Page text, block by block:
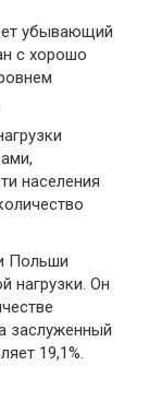
убывающий
с хорошо
населения
Польши
нагрузки. Он
заслуженный
19,1%.